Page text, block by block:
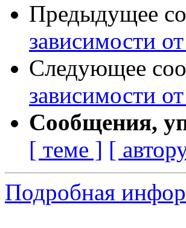
Предыдущее
зависимости
Следующее
зависимости
Сообщения,
[ теме ] [
Подробная